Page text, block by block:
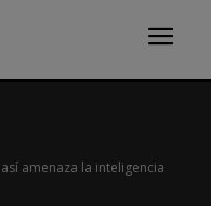
amenaza la inteligencia